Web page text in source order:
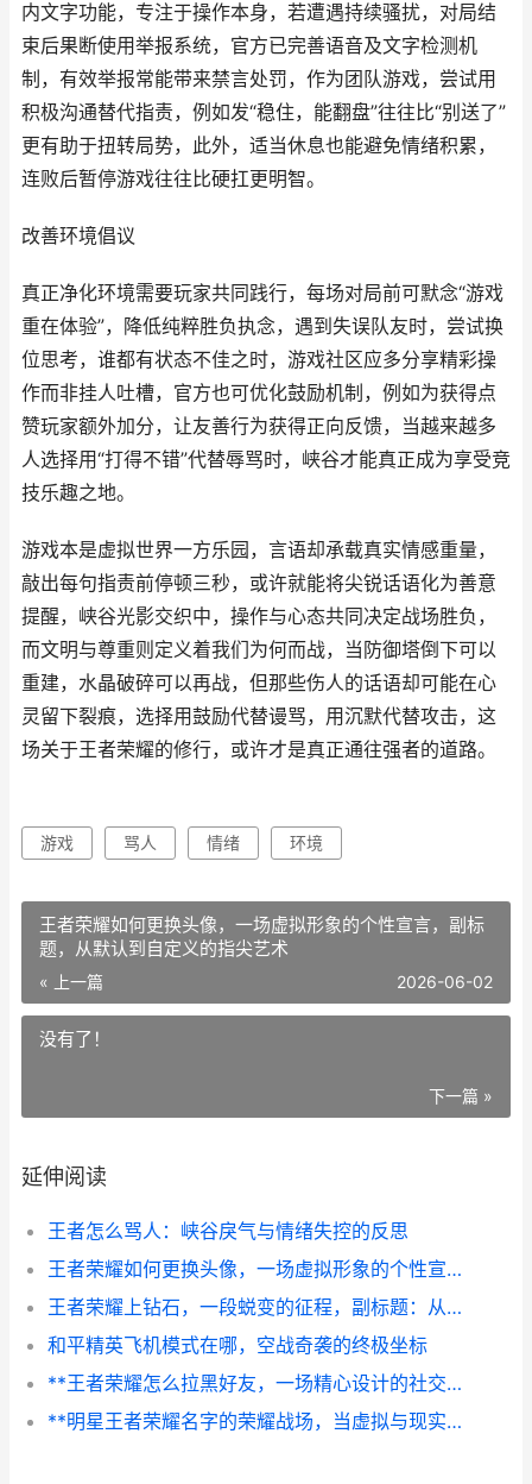
内文字功能，专注于操作本身，若遭遇持续骚扰，对局结
束后果断使用举报系统，官方已完善语音及文字检测机
制，有效举报常能带来禁言处罚，作为团队游戏，尝试用
积极沟通替代指责，例如发“稳住，能翻盘”往往比“别送了”
更有助于扭转局势，此外，适当休息也能避免情绪积累，
连败后暂停游戏往往比硬扛更明智。
改善环境倡议
真正净化环境需要玩家共同践行，每场对局前可默念“游戏
重在体验”，降低纯粹胜负执念，遇到失误队友时，尝试换
位思考，谁都有状态不佳之时，游戏社区应多分享精彩操
作而非挂人吐槽，官方也可优化鼓励机制，例如为获得点
赞玩家额外加分，让友善行为获得正向反馈，当越来越多
人选择用“打得不错”代替辱骂时，峡谷才能真正成为享受竞
技乐趣之地。
游戏本是虚拟世界一方乐园，言语却承载真实情感重量，
敲出每句指责前停顿三秒，或许就能将尖锐话语化为善意
提醒，峡谷光影交织中，操作与心态共同决定战场胜负，
而文明与尊重则定义着我们为何而战，当防御塔倒下可以
重建，水晶破碎可以再战，但那些伤人的话语却可能在心
灵留下裂痕，选择用鼓励代替谩骂，用沉默代替攻击，这
场关于王者荣耀的修行，或许才是真正通往强者的道路。
游戏 骂人 情绪 环境
王者荣耀如何更换头像，一场虚拟形象的个性宣言，副标
题，从默认到自定义的指尖艺术
« 上一篇 2026-06-02
没有了！
下一篇 »
延伸阅读
王者怎么骂人：峡谷戾气与情绪失控的反思
王者荣耀如何更换头像，一场虚拟形象的个性宣言，副标题，从默认到自定义的指尖艺术
王者荣耀上钻石，一段蜕变的征程，副标题：从混沌到明晰的实战领悟
和平精英飞机模式在哪，空战奇袭的终极坐标
**王者荣耀怎么拉黑好友，一场精心设计的社交边界守护战副标题**
**明星王者荣耀名字的荣耀战场，当虚拟与现实交相辉映**